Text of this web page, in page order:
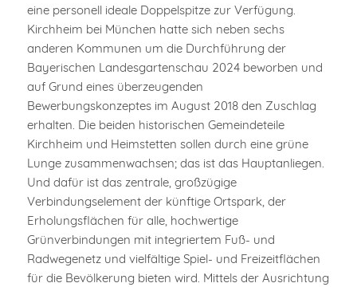
eine personell ideale Doppelspitze zur Verfügung.
Kirchheim bei München hatte sich neben sechs
anderen Kommunen um die Durchführung der
Bayerischen Landesgartenschau 2024 beworben und
auf Grund eines überzeugenden
Bewerbungskonzeptes im August 2018 den Zuschlag
erhalten. Die beiden historischen Gemeindeteile
Kirchheim und Heimstetten sollen durch eine grüne
Lunge zusammenwachsen; das ist das Hauptanliegen.
Und dafür ist das zentrale, großzügige
Verbindungselement der künftige Ortspark, der
Erholungsflächen für alle, hochwertige
Grünverbindungen mit integriertem Fuß- und
Radwegenetz und vielfältige Spiel- und Freizeitflächen
für die Bevölkerung bieten wird. Mittels der Ausrichtung